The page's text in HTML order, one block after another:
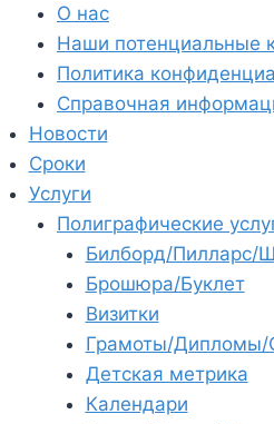
О нас
Наши потенциальные
Политика
Справочная
Новости
Сроки
Услуги
Полиграфические
Билборд/Пилларс/
Брошюра/Буклет
Визитки
Грамоты/Дипломы/
Детская метрика
Календари